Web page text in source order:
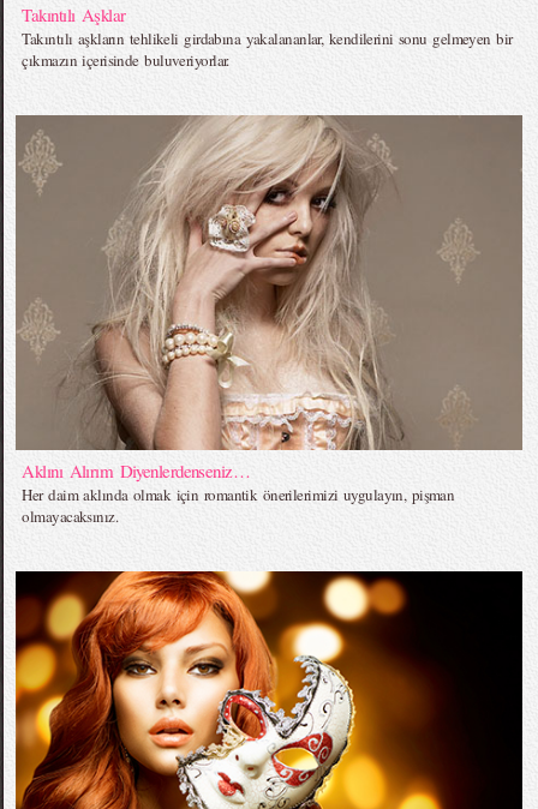
Takıntılı Aşklar
Takıntılı aşkların tehlikeli girdabına yakalananlar, kendilerini sonu gelmeyen bir
çıkmazın içerisinde buluveriyorlar.
Aklını Alırım Diyenlerdenseniz…
Her daim aklında olmak için romantik önerilerimizi uygulayın, pişman
olmayacaksınız.